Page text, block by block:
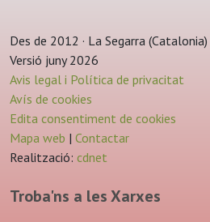
Des de 2012 · La Segarra (Catalonia)
Versió juny 2026
Avis legal i Política de privacitat
Avís de cookies
Edita consentiment de cookies
Mapa web | Contactar
Realització: cdnet
Troba'ns a les Xarxes